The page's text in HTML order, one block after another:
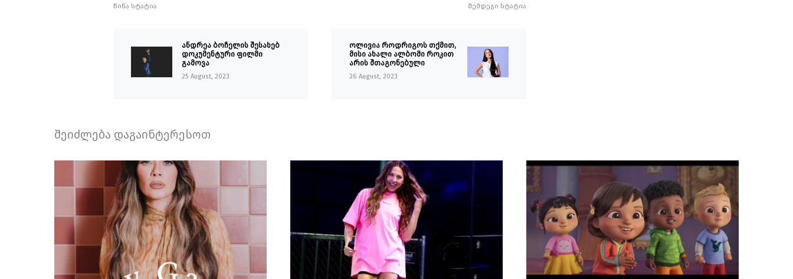
წინა სტატია
ანდრეა ბოჩელის შესახებ
დოკუმენტური ფილმი
გამოვა
25 August, 2023
შემდეგი სტატია
ოლივია როდრიგოს თქმით,
მისი ახალი ალბომი როკით
არის შთაგონებული
26 August, 2023
შეიძლება დაგაინტერესოთ